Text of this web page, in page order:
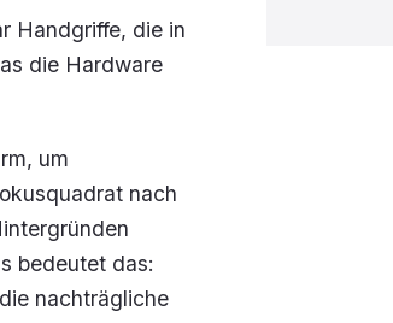
Handgriffe, die in
die Hardware
um
nach
bedeutet das:
nachträgliche